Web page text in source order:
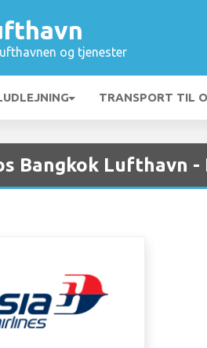
og tjenester
TRANSPORT TIL
Bangkok Lufthavn -